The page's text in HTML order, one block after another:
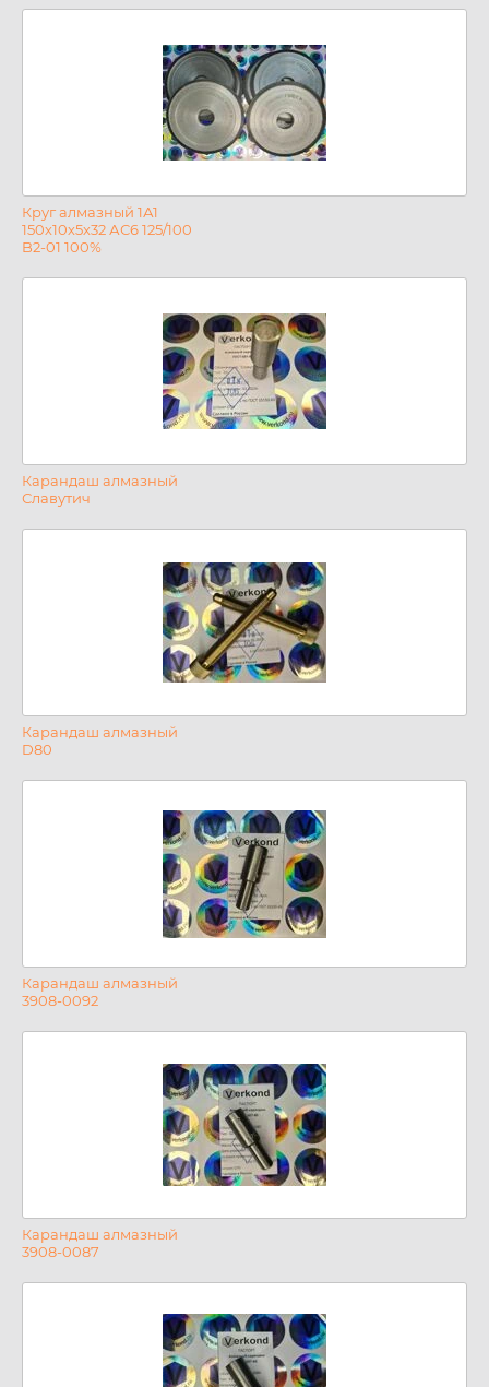
Круг алмазный 1А1
150х10х5х32 АС6 125/100
B2-01 100%
Карандаш алмазный
Славутич
Карандаш алмазный
D80
Карандаш алмазный
3908-0092
Карандаш алмазный
3908-0087